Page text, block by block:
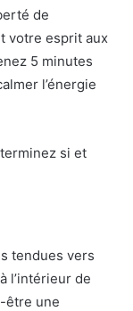
de
votre esprit aux
5 minutes
l’énergie
si et
tendues vers
l’intérieur de
être une